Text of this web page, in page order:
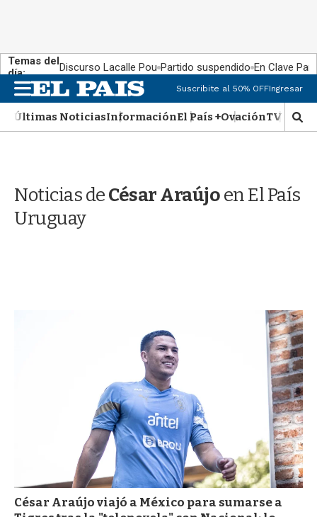
Temas del
día:
Discurso Lacalle Pou Partido suspendido En Clave País
M
e
n
u
Suscribite al 50% OFFIngresar
Últimas NoticiasInformaciónEl País +OvaciónTV Show
M
o
a
d
a
Noticias deCésar Araújoen El País
Uruguay
César Araújo viajó a México para sumarse a